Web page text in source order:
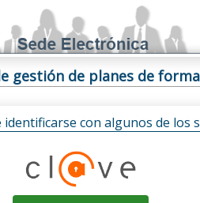
gestión de planes de
con algunos de los